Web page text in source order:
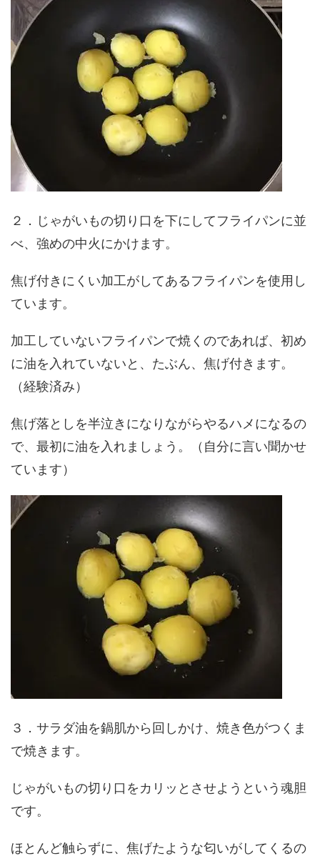
２．じゃがいもの切り口を下にしてフライパンに並
べ、強めの中火にかけます。
焦げ付きにくい加工がしてあるフライパンを使用し
ています。
加工していないフライパンで焼くのであれば、初め
に油を入れていないと、たぶん、焦げ付きます。
（経験済み）
焦げ落としを半泣きになりながらやるハメになるの
で、最初に油を入れましょう。（自分に言い聞かせ
ています）
３．サラダ油を鍋肌から回しかけ、焼き色がつくま
で焼きます。
じゃがいもの切り口をカリッとさせようという魂胆
です。
ほとんど触らずに、焦げたような匂いがしてくるの